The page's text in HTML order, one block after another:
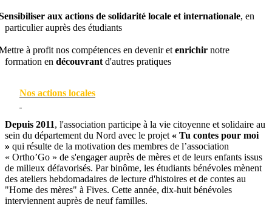
aux actions de solidarité locale et internationale, en
particulier auprès des étudiants
à profit nos compétences en devenir etenrichir notre
formation en découvrantd'autres pratiques
Nos actions locales
Depuis 2011, l'association participe à la vie citoyenne et solidaire au
sein du département du Nord avec le projet « Tu contes pour moi
» qui résulte de la motivation des membres de l’association
« Ortho’Go » de s'engager auprès de mères et de leurs enfants issus
de milieux défavorisés. Par binôme, les étudiants bénévoles mènent
des ateliers hebdomadaires de lecture d'histoires et de contes au
"Home des mères" à Fives. Cette année, dix-huit bénévoles
interviennent auprès de neuf familles.